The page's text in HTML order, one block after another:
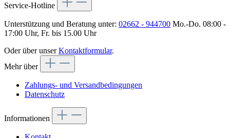
Service-Hotline
Unterstützung und Beratung unter: 02662 - 944700 Mo.-Do. 08:00 -
17:00 Uhr, Fr. bis 15.00 Uhr
Oder über unserKontaktformular.
Mehr über
Zahlungs- und Versandbedingungen
Datenschutz
Informationen